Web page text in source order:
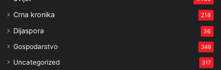
Crna kronika 218
Dijaspora 36
Gospodarstvo 348
Uncategorized 317